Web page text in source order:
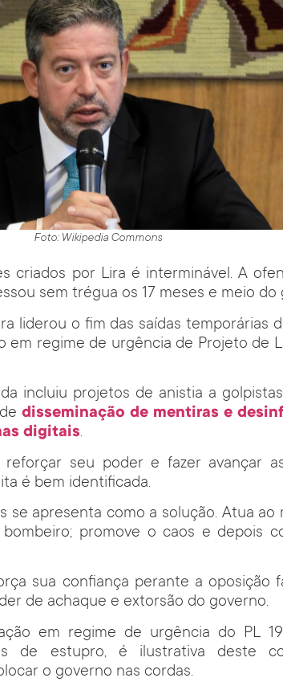
Foto: Wikipedia Commons
criados por Lira é interminável. A
sem trégua os 17 meses e meio do
liderou o fim das saídas temporárias
em regime de urgência de Projeto de
incluiu projetos de anistia a
disseminação de mentiras e
digitais.
seu poder e fazer avançar
é bem identificada.
se apresenta como a solução. Atua ao
promove o caos e depois
sua confiança perante a oposição
de achaque e extorsão do governo.
em regime de urgência do PL
de estupro, é ilustrativa deste
o governo nas cordas.